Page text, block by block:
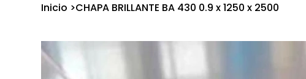
Inicio >CHAPA BRILLANTE BA 430 0.9 x 1250 x 2500